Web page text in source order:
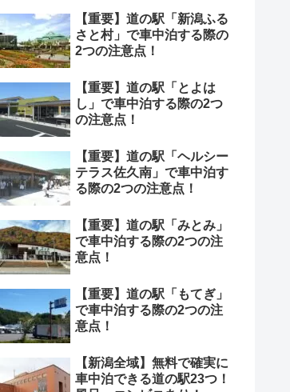
【重要】道の駅「新潟ふる
さと村」で車中泊する際の
2つの注意点！
【重要】道の駅「とよは
し」で車中泊する際の2つ
の注意点！
【重要】道の駅「ヘルシー
テラス佐久南」で車中泊す
る際の2つの注意点！
【重要】道の駅「みとみ」
で車中泊する際の2つの注
意点！
【重要】道の駅「もてぎ」
で車中泊する際の2つの注
意点！
【新潟全域】無料で確実に
車中泊できる道の駅23つ！